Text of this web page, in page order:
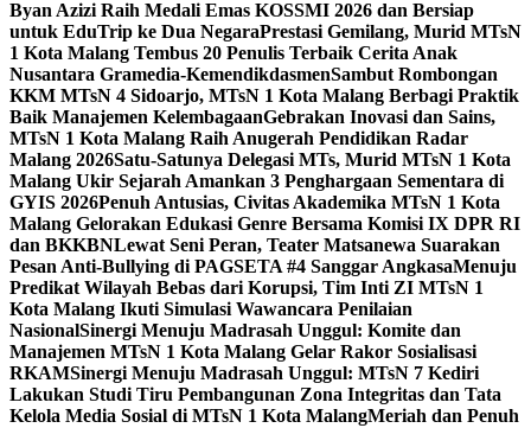
Byan Azizi Raih Medali Emas KOSSMI 2026 dan Bersiap
untuk EduTrip ke Dua NegaraPrestasi Gemilang, Murid MTsN
1 Kota Malang Tembus 20 Penulis Terbaik Cerita Anak
Nusantara Gramedia-KemendikdasmenSambut Rombongan
KKM MTsN 4 Sidoarjo, MTsN 1 Kota Malang Berbagi Praktik
Baik Manajemen KelembagaanGebrakan Inovasi dan Sains,
MTsN 1 Kota Malang Raih Anugerah Pendidikan Radar
Malang 2026Satu-Satunya Delegasi MTs, Murid MTsN 1 Kota
Malang Ukir Sejarah Amankan 3 Penghargaan Sementara di
GYIS 2026Penuh Antusias, Civitas Akademika MTsN 1 Kota
Malang Gelorakan Edukasi Genre Bersama Komisi IX DPR RI
dan BKKBNLewat Seni Peran, Teater Matsanewa Suarakan
Pesan Anti-Bullying di PAGSETA #4 Sanggar AngkasaMenuju
Predikat Wilayah Bebas dari Korupsi, Tim Inti ZI MTsN 1
Kota Malang Ikuti Simulasi Wawancara Penilaian
NasionalSinergi Menuju Madrasah Unggul: Komite dan
Manajemen MTsN 1 Kota Malang Gelar Rakor Sosialisasi
RKAMSinergi Menuju Madrasah Unggul: MTsN 7 Kediri
Lakukan Studi Tiru Pembangunan Zona Integritas dan Tata
Kelola Media Sosial di MTsN 1 Kota MalangMeriah dan Penuh